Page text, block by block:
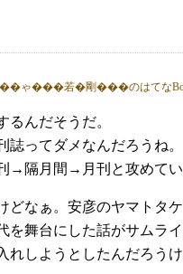
るんだそうだ。
ってダメなんだろうね。
→隔月間→月刊と攻めて
なぁ。安彦のヤマトタ
を舞台にした話がサムラ
しようとしたんだろう